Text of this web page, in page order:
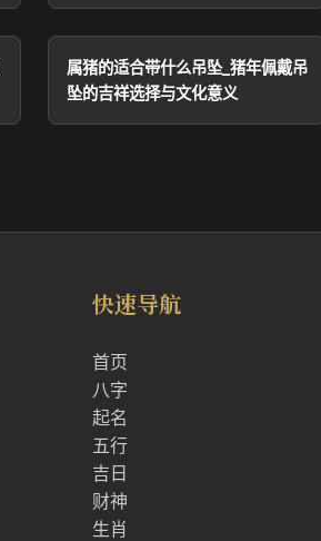
属猪的适合带什么吊坠_猪年佩戴吊
坠的吉祥选择与文化意义
快速导航
首页
八字
起名
五行
吉日
财神
生肖